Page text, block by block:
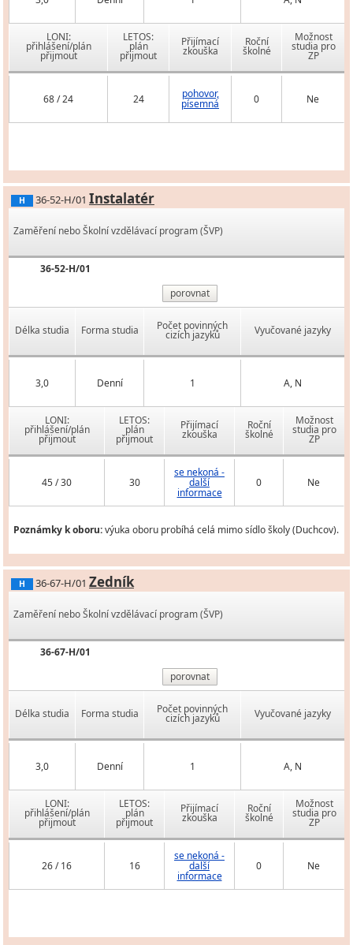
LONI:
přihlášení/plán
přijmout
LETOS:
plán
přijmout
Přijímací
zkouška
Roční
školné
Možnost
studia pro
ZP
68 / 24 24 pohovor,
písemná 0 Ne
H 36-52-H/01 Instalatér
Zaměření nebo Školní vzdělávací program (ŠVP)
36-52-H/01
porovnat
Délka studia Forma studia Počet povinných
cizích jazyků Vyučované jazyky
3,0 Denní 1 A, N
LONI:
přihlášení/plán
přijmout
LETOS:
plán
přijmout
Přijímací
zkouška
Roční
školné
Možnost
studia pro
ZP
45 / 30 30
se nekoná -
další
informace
0 Ne
Poznámky k oboru:výuka oboru probíhá celá mimo sídlo školy (Duchcov).
H 36-67-H/01 Zedník
Zaměření nebo Školní vzdělávací program (ŠVP)
36-67-H/01
porovnat
Délka studia Forma studia Počet povinných
cizích jazyků Vyučované jazyky
3,0 Denní 1 A, N
LONI:
přihlášení/plán
přijmout
LETOS:
plán
přijmout
Přijímací
zkouška
Roční
školné
Možnost
studia pro
ZP
26 / 16 16
se nekoná -
další
informace
0 Ne